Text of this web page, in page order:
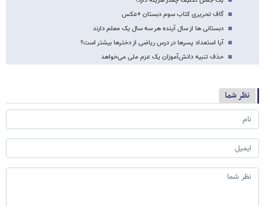
گاف تحریری کتاب سوم دبستان +عکس
دبستانی ها از سال آینده هر سه سال یک معلم دارند
آیا استعداد پسرها در درس ریاضی از دخترها بیشتر است؟
حذف تنبیه دانش‌آموزان یک عزم ملی می‌خواهد
نظر شما